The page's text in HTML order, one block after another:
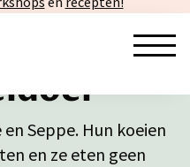
Seppe. Hun koeien
en ze eten geen